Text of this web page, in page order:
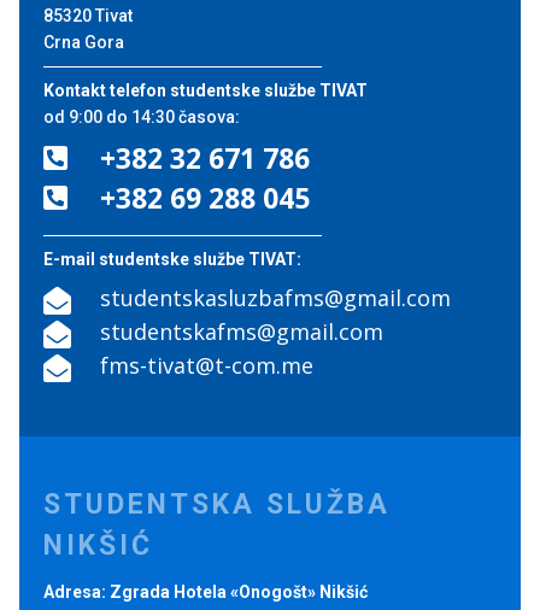
85320 Tivat
Crna Gora
Kontakt telefon studentske službe TIVAT
od 9:00 do 14:30 časova:
 +382 32 671 786
 +382 69 288 045
E-mail studentske službe TIVAT:
 studentskasluzbafms@gmail.com
 studentskafms@gmail.com
 fms-tivat@t-com.me
STUDENTSKA SLUŽBA
NIKŠIĆ
Adresa: Zgrada Hotela «Onogošt» Nikšić